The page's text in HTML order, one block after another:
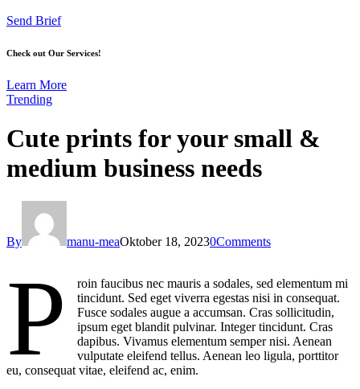
Send Brief
Check out Our Services!
Learn More
Trending
Cute prints for your small &
medium business needs
By manu-meaOktober 18, 20230Comments
P
roin faucibus nec mauris a sodales, sed elementum mi
tincidunt. Sed eget viverra egestas nisi in consequat.
Fusce sodales augue a accumsan. Cras sollicitudin,
ipsum eget blandit pulvinar. Integer tincidunt. Cras
dapibus. Vivamus elementum semper nisi. Aenean
vulputate eleifend tellus. Aenean leo ligula, porttitor
eu, consequat vitae, eleifend ac, enim.